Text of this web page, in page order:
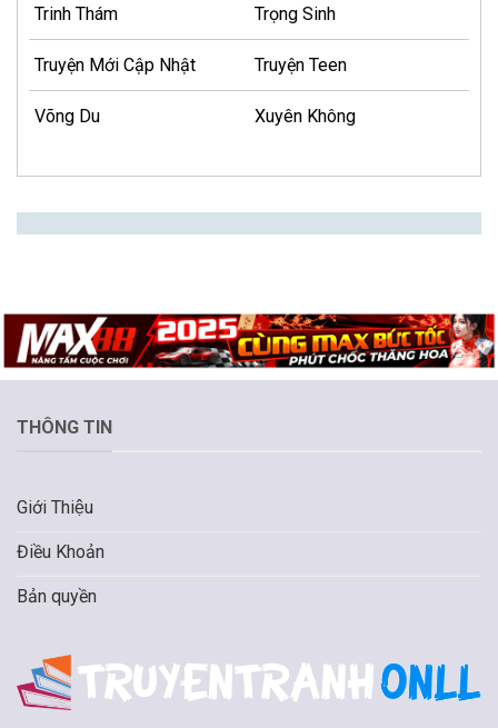
Trinh Thám Trọng Sinh
Truyện Mới Cập Nhật Truyện Teen
Võng Du Xuyên Không
THÔNG TIN
Giới Thiệu
Điều Khoản
Bản quyền